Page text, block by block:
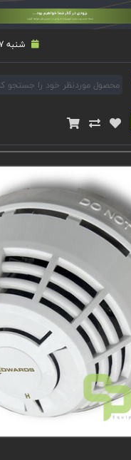
شنبه 17 مرداد 1405